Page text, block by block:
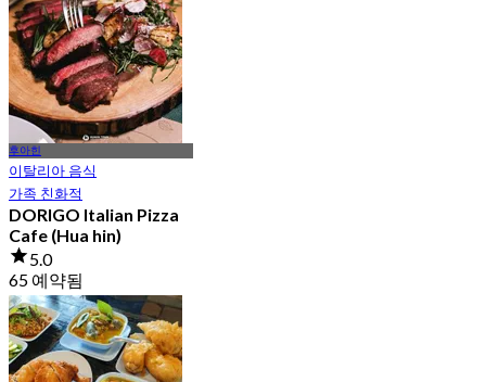
후아힌
이탈리아 음식
가족 친화적
DORIGO Italian Pizza
Cafe (Hua hin)
5.0
65 예약됨
에서฿ 562